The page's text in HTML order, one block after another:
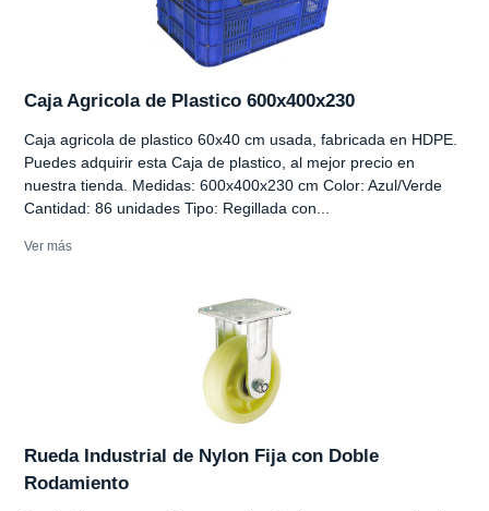
Caja Agricola de Plastico 600x400x230
Caja agricola de plastico 60x40 cm usada, fabricada en HDPE.
Puedes adquirir esta Caja de plastico, al mejor precio en
nuestra tienda. Medidas: 600x400x230 cm Color: Azul/Verde
Cantidad: 86 unidades Tipo: Regillada con...
Ver más
Rueda Industrial de Nylon Fija con Doble
Rodamiento